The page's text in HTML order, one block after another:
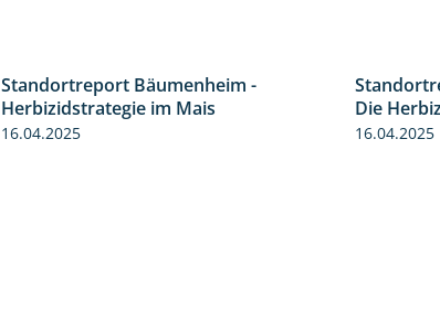
Standortreport Bäumenheim -
Herbizidstrategie im Mais
16.04.2025
Die
16.04.2025